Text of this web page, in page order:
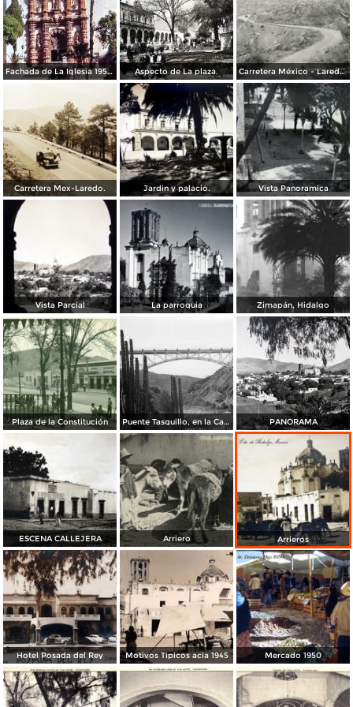
Fachada de La Iglesia 1950. Aspecto de La plaza. Carretera México - Laredo, tramo La Tranca
Carretera Mex-Laredo. Jardin y palacio. Vista Panoramica
Vista Parcial La parroquia Zimapán, Hidalgo
Plaza de la Constitución Puente Tasquillo, en la Carretera México a Laredo PANORAMA
ESCENA CALLEJERA Arriero Arrieros
Hotel Posada del Rey Motivos Tipicos acia 1945 Mercado 1950